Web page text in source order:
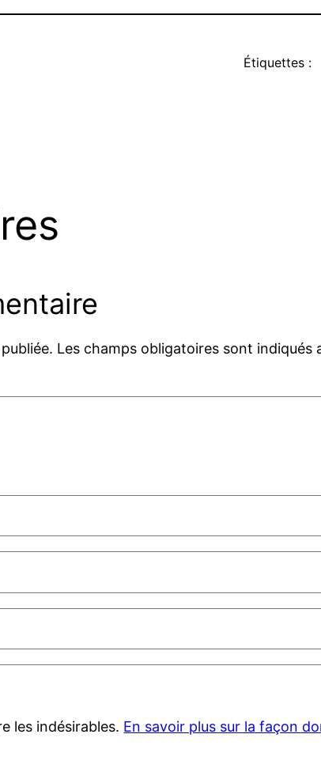
Étiquettes :
Les champs obligatoires sont indiqués
les indésirables. En savoir plus sur la façon